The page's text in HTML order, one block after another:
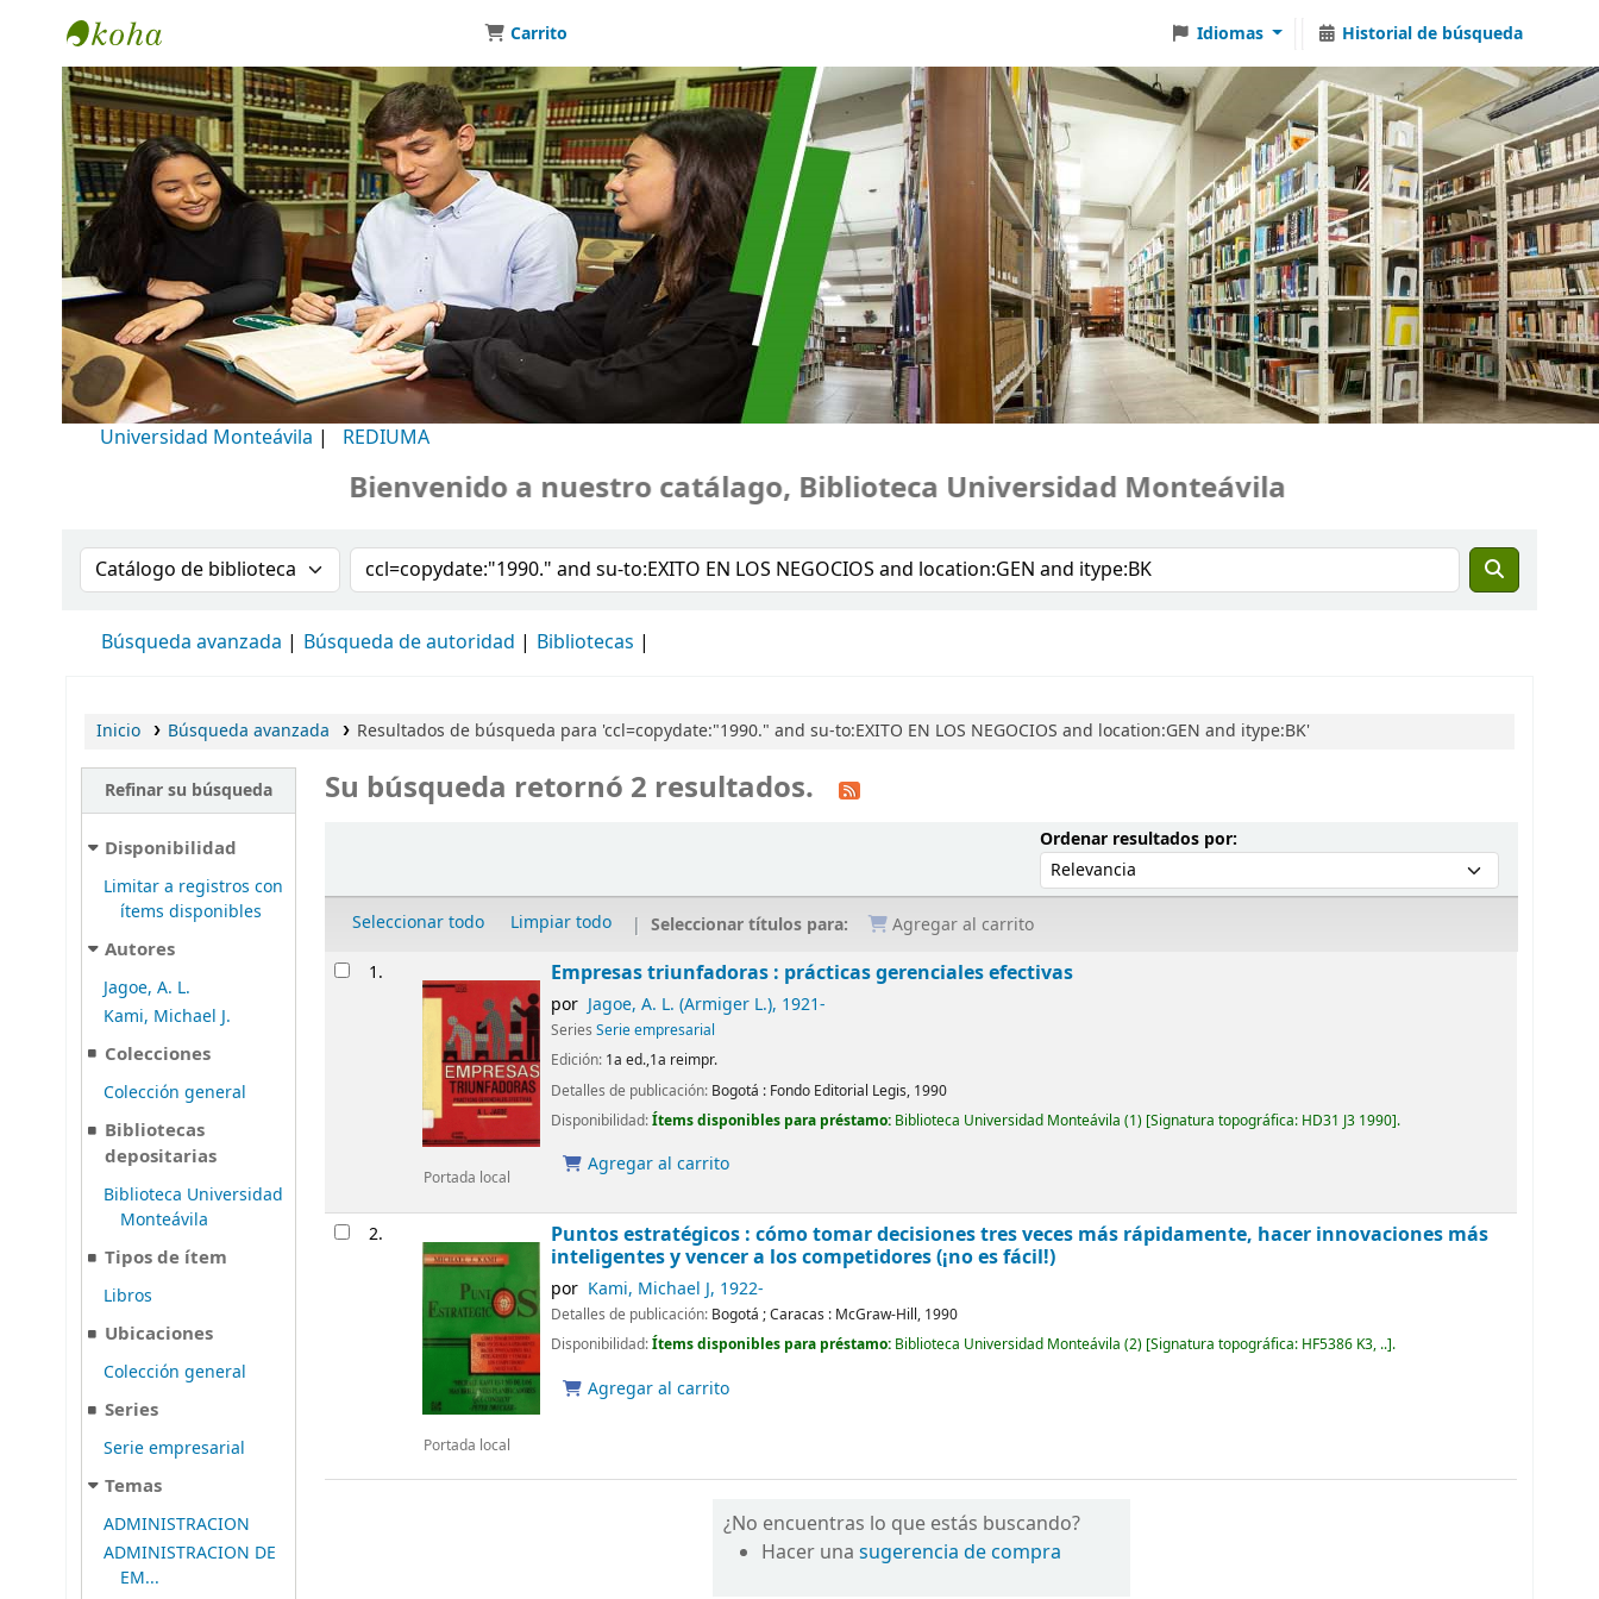
Biblioteca Universidad Monteávila
Carrito Idiomas Historial de búsqueda
Universidad Monteávila | REDIUMA
Bienvenido a nuestro catálago, Biblioteca Universidad Monteávila
Buscar en el catálogo por:Buscar en el catálogo
Búsqueda avanzada Búsqueda de autoridad Bibliotecas
Inicio Búsqueda avanzada Resultados de búsqueda para 'ccl=copydate:"1990." and su-to:EXITO EN LOS NEGOCIOS and location:GEN and itype:BK'
Refinar su búsqueda
Disponibilidad
Limitar a registros con
ítems disponibles
Autores
Jagoe, A. L.
Kami, Michael J.
Colecciones
Colección general
Bibliotecas
depositarias
Biblioteca Universidad
Monteávila
Tipos de ítem
Libros
Ubicaciones
Colección general
Series
Serie empresarial
Temas
ADMINISTRACION
ADMINISTRACION DE
EM...
Su búsqueda retornó 2 resultados.
Ordenar resultados por:Ordenar por:
Seleccionar todo Limpiar todo Seleccionar títulos para: Agregar al carrito
Resultados
1.
Portada local
Empresas triunfadoras : prácticas gerenciales efectivas
por Jagoe, A. L. (Armiger L.), 1921-
SeriesSerie empresarial
Edición: 1a ed.,1a reimpr.
Detalles de publicación: Bogotá : Fondo Editorial Legis, 1990
Disponibilidad:Ítems disponibles para préstamo: Biblioteca Universidad Monteávila (1) Signatura topográfica: HD31 J3 1990 .
Agregar al carrito
2.
Portada local
Puntos estratégicos : cómo tomar decisiones tres veces más rápidamente, hacer innovaciones más
inteligentes y vencer a los competidores (¡no es fácil!)
por Kami, Michael J, 1922-
Detalles de publicación: Bogotá ; Caracas : McGraw-Hill, 1990
Disponibilidad:Ítems disponibles para préstamo: Biblioteca Universidad Monteávila (2) Signatura topográfica: HF5386 K3, .. .
Agregar al carrito
¿No encuentras lo que estás buscando?
Hacer unasugerencia de compra